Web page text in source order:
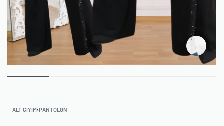
ALT GIYIM›PANTOLON